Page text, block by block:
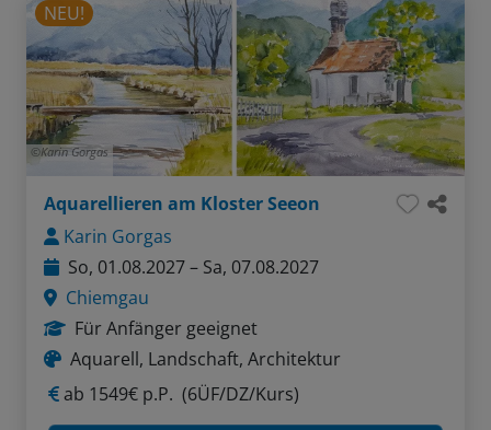
Karin Gorgas
NEU!
Aquarellieren am Kloster Seeon
Karin Gorgas
So, 01.08.2027 – Sa, 07.08.2027
Chiemgau
Für Anfänger geeignet
Aquarell, Landschaft, Architektur
ab 1549€ p.P. (6ÜF/DZ/Kurs)